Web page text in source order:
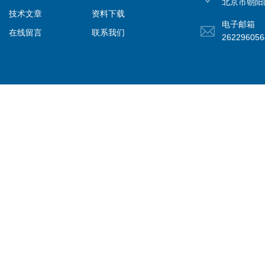
技术文章
资料下载
在线留言
联系我们
电子邮箱